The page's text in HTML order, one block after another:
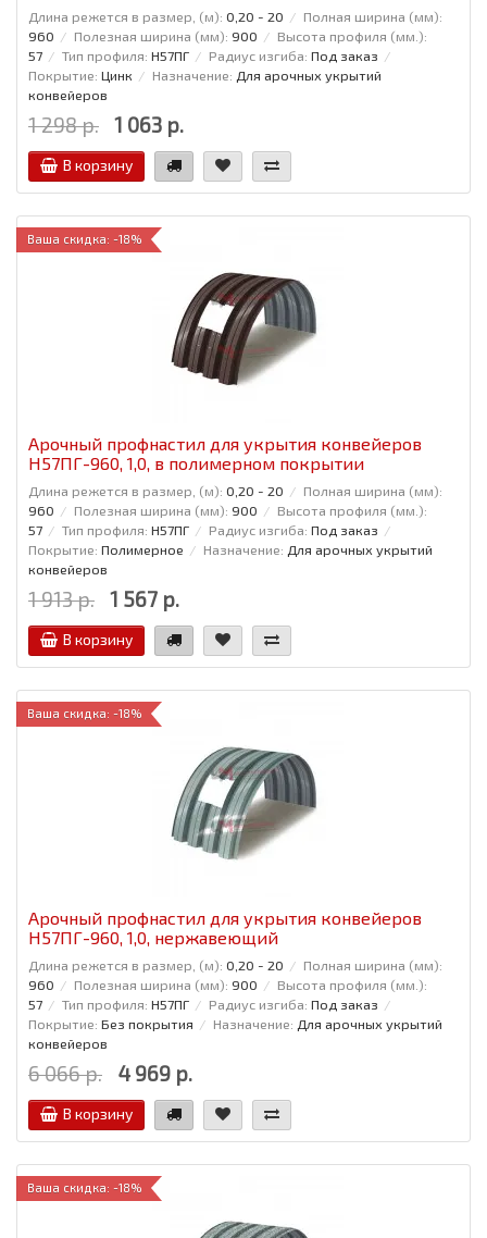
Длина режется в размер, (м): 0,20 - 20
Полная ширина (мм):
960
Полезная ширина (мм): 900
Высота профиля (мм.):
57
Тип профиля: Н57ПГ Радиус изгиба: Под заказ
Покрытие: Цинк Назначение: Для арочных укрытий
конвейеров
1 298 р. 1 063 р.
В корзину
Ваша скидка: -18%
Арочный профнастил для укрытия конвейеров
Н57ПГ-960, 1,0, в полимерном покрытии
Длина режется в размер, (м): 0,20 - 20
Полная ширина (мм):
960
Полезная ширина (мм): 900
Высота профиля (мм.):
57
Тип профиля: Н57ПГ Радиус изгиба: Под заказ
Покрытие: Полимерное Назначение: Для арочных укрытий
конвейеров
1 913 р. 1 567 р.
В корзину
Ваша скидка: -18%
Арочный профнастил для укрытия конвейеров
Н57ПГ-960, 1,0, нержавеющий
Длина режется в размер, (м): 0,20 - 20
Полная ширина (мм):
960
Полезная ширина (мм): 900
Высота профиля (мм.):
57
Тип профиля: Н57ПГ Радиус изгиба: Под заказ
Покрытие: Без покрытия Назначение: Для арочных укрытий
конвейеров
6 066 р. 4 969 р.
В корзину
Ваша скидка: -18%